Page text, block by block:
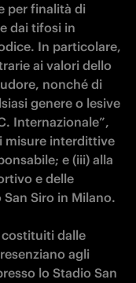
per finalità di
dai tifosi in
In particolare,
ai valori dello
nonché di
genere o lesive
Internazionale”,
misure interdittive
e (iii) alla
e delle
Siro in Milano.
dalle
agli
lo Stadio San